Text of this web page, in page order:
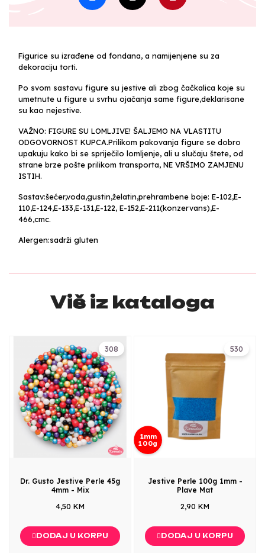
Figurice su izrađene od fondana, a namijenjene su za
dekoraciju torti.
Po svom sastavu figure su jestive ali zbog čačkalica koje su
umetnute u figure u svrhu ojačanja same figure,deklarisane
su kao nejestive.
VAŽNO: FIGURE SU LOMLJIVE! ŠALJEMO NA VLASTITU
ODGOVORNOST KUPCA.Prilikom pakovanja figure se dobro
upakuju kako bi se spriječilo lomljenje, ali u slučaju štete, od
strane brze pošte prilikom transporta, NE VRŠIMO ZAMJENU
ISTIH.
Sastav:šećer,voda,gustin,želatin,prehrambene boje: E-102,E-
110,E-124,E-133,E-131,E-122, E-152,E-211(konzervans),E-
466,cmc.
Alergen:sadrži gluten
Više iz kataloga
308
Dr. Gusto Jestive Perle 45g
4mm - Mix
4,50 KM
DODAJ U KORPU
530
1mm
100g
Jestive Perle 100g 1mm -
Plave Mat
2,90 KM
DODAJ U KORPU